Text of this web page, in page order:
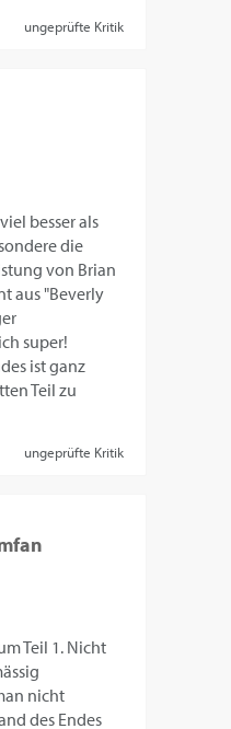
ungeprüfte Kritik
besser als
die
von Brian
aus "Beverly
super!
ist ganz
Teil zu
ungeprüfte Kritik
Teil 1. Nicht
nicht
des Endes